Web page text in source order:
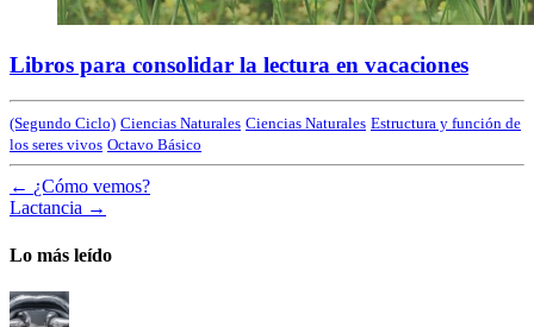
Libros para consolidar la lectura en vacaciones
(Segundo Ciclo) Ciencias Naturales Ciencias Naturales Estructura y función de
los seres vivos Octavo Básico
← ¿Cómo vemos?
Lactancia →
Lo más leído